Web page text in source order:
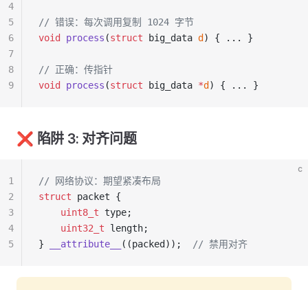
// 错误：每次调用复制 1024 字节
void
process (struct big_data d ) { ... }
// 正确：传指针
void
process (struct big_data *d ) { ... }
4
5
6
7
8
9
❌ 陷阱 3: 对齐问题
c
// 网络协议：期望紧凑布局
struct packet {
    uint8_t
type;
    uint32_t
length;
}
__attribute__ ((packed));
  // 禁用对齐
1
2
3
4
5